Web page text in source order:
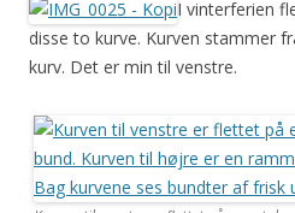
I vinterferien
disse to kurve. Kurven stammer
kurv. Det er min til venstre.